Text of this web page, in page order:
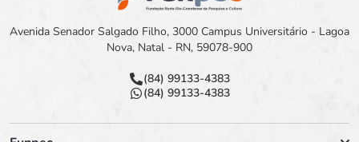
Avenida Senador Salgado Filho, 3000 Campus Universitário - Lagoa
Nova, Natal - RN, 59078-900
(84) 99133-4383
(84) 99133-4383